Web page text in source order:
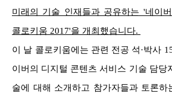
미래의 기술 인재들과 공유하는 '네이
콜로키움 2017'을 개최했습니다.
이 날 콜로키움에는 관련 전공 석·박사
이버의 디지털 콘텐츠 서비스 기술 담당
술에 대해 소개하고 참가자들과 토론하